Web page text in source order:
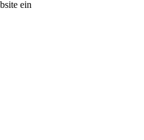
ein